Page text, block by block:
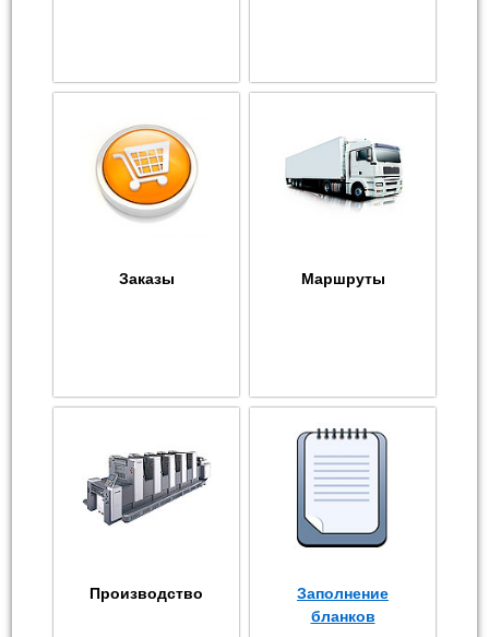
Заказы Маршруты
Производство
Заполнение
бланков